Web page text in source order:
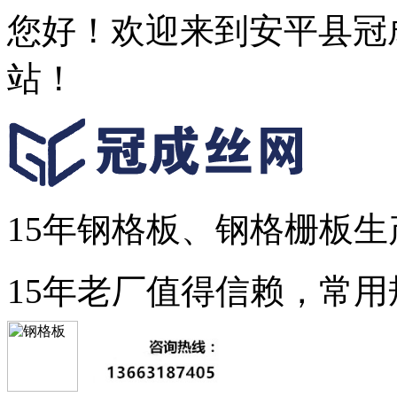
您好！欢迎来到安平县
站！
15年钢格板、钢格栅板
15年老厂值得信赖，常